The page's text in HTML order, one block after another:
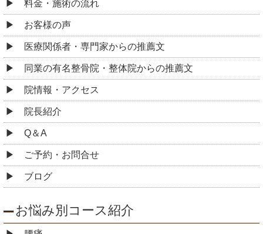
料金・施術の流れ
お客様の声
医療関係者・専門家からの推薦文
同業の有名整骨院・整体院からの推薦文
院情報・アクセス
院長紹介
Q＆A
ご予約・お問合せ
ブログ
お悩み別コース紹介